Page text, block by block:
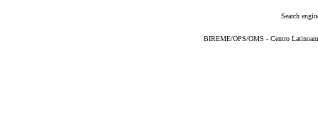
Search
BIREME/OPS/OMS - Centro